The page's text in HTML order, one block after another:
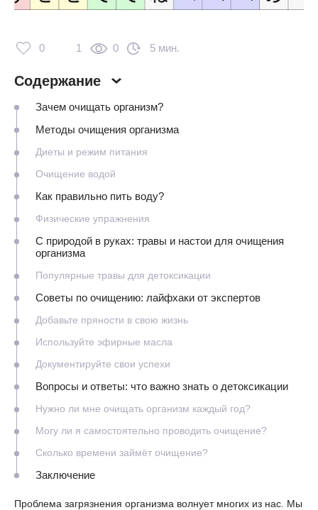
0 1 0 5 мин.
Содержание
Зачем очищать организм?
Методы очищения организма
Диеты и режим питания
Очищение водой
Как правильно пить воду?
Физические упражнения
С природой в руках: травы и настои для очищения
организма
Популярные травы для детоксикации
Советы по очищению: лайфхаки от экспертов
Добавьте пряности в свою жизнь
Используйте эфирные масла
Документируйте свои успехи
Вопросы и ответы: что важно знать о детоксикации
Нужно ли мне очищать организм каждый год?
Могу ли я самостоятельно проводить очищение?
Сколько времени займёт очищение?
Заключение
Проблема загрязнения организма волнует многих из нас. Мы